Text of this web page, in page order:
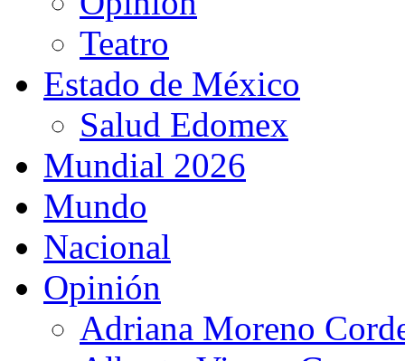
Teatro
Estado de México
Salud Edomex
Mundial 2026
Mundo
Nacional
Opinión
Adriana Moreno